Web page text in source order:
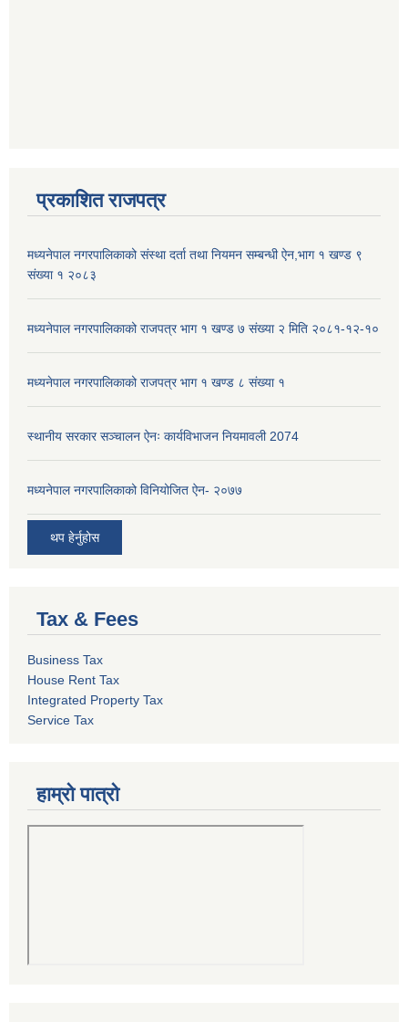
प्रकाशित राजपत्र
मध्यनेपाल नगरपालिकाको संस्था दर्ता तथा नियमन सम्बन्धी ऐन,भाग १ खण्ड ९
संख्या १ २०८३
मध्यनेपाल नगरपालिकाको राजपत्र भाग १ खण्ड ७ संख्या २ मिति २०८१-१२-१०
मध्यनेपाल नगरपालिकाको राजपत्र भाग १ खण्ड ८ संख्या १
स्थानीय सरकार सञ्चालन ऐनः कार्यविभाजन नियमावली 2074
मध्यनेपाल नगरपालिकाको विनियोजित ऐन- २०७७
थप हेर्नुहोस
Tax & Fees
Business Tax
House Rent Tax
Integrated Property Tax
Service Tax
हाम्रो पात्रो